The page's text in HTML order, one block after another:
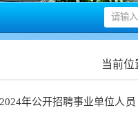
当前位
年公开招聘事业单位人